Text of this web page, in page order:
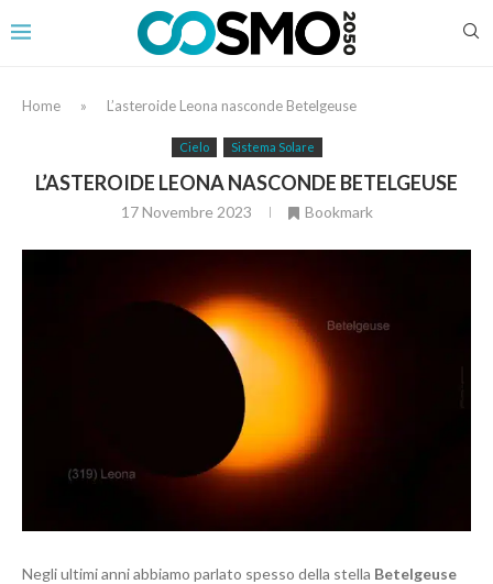
Home » L’asteroide Leona nasconde Betelgeuse
Cielo Sistema Solare
L’ASTEROIDE LEONA NASCONDE BETELGEUSE
17 Novembre 2023 Bookmark
Negli ultimi anni abbiamo parlato spesso della stella Betelgeuse